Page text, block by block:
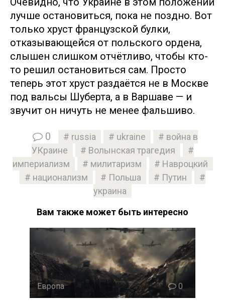
лучше остановиться, пока не поздно. Вот
только хруст французской булки,
отказывающейся от польского ордена,
слышен слишком отчётливо, чтобы кто-
то решил остановиться сам. Просто
теперь этот хруст раздаётся не в Москве
под вальсы Шуберта, а в Варшаве — и
звучит он ничуть не менее фальшиво.
0 russia ukraine
война в
УКраине
Волынская трагедия
империализм
милитаризм
Навроцкий
национализм
Польша
Путин
украина
Вам также может быть интересно
Европа 0